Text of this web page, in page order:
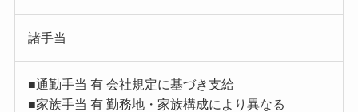
諸手当
■通勤手当 有 会社規定に基づき支給
■家族手当 有 勤務地・家族構成により異なる